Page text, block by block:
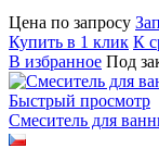
Цена по запросу
Купить в 1 клик К
В избранное Под
Быстрый просмотр
Смеситель для